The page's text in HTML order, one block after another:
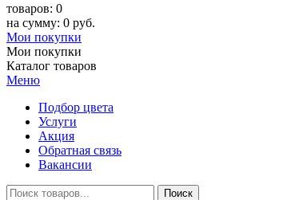
товаров: 0
на сумму: 0 руб.
Мои покупки
Мои покупки
Каталог товаров
Меню
Подбор цвета
Услуги
Акция
Обратная связь
Вакансии